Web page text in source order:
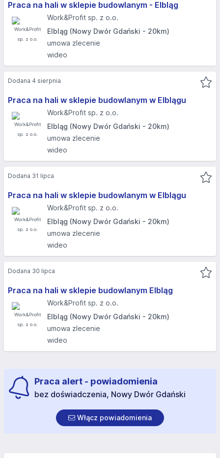
Praca na hali w sklepie budowlanym - Elbląg
Work&Profit sp. z o.o.
Elbląg (Nowy Dwór Gdański - 20km)
umowa zlecenie
wideo
Praca na hali w sklepie budowlanym w Elblągu
Work&Profit sp. z o.o.
Elbląg (Nowy Dwór Gdański - 20km)
umowa zlecenie
wideo
Dodana 4 sierpnia
Praca na hali w sklepie budowlanym w Elblągu
Work&Profit sp. z o.o.
Elbląg (Nowy Dwór Gdański - 20km)
umowa zlecenie
wideo
Dodana 31 lipca
Praca na hali w sklepie budowlanym Elbląg
Work&Profit sp. z o.o.
Elbląg (Nowy Dwór Gdański - 20km)
umowa zlecenie
wideo
Dodana 30 lipca
Praca alert - powiadomienia
bez doświadczenia, Nowy Dwór Gdański
Włącz powiadomienia